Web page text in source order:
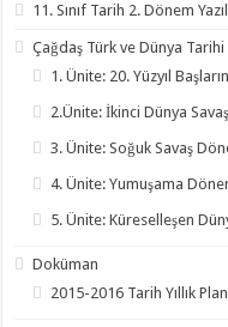
11. Sınıf Tarih 2. Dönem
Çağdaş Türk ve Dünya Tarihi
1. Ünite: 20. Yüzyıl
2.Ünite: İkinci Dünya
3. Ünite: Soğuk Savaş
4. Ünite: Yumuşama
5. Ünite: Küreselleşen
Doküman
2015-2016 Tarih Yıllık